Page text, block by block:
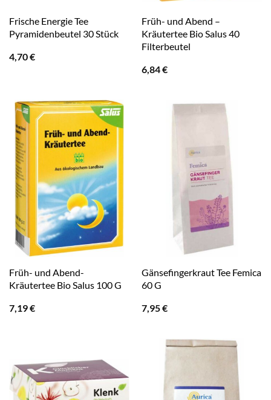
Frische Energie Tee
Pyramidenbeutel 30 Stück
4,70€
Früh- und Abend –
Kräutertee Bio Salus 40
Filterbeutel
6,84€
Früh- und Abend-
Kräutertee Bio Salus 100 G
7,19€
Gänsefingerkraut Tee Femica
60 G
7,95€